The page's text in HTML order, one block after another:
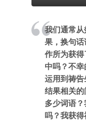
我们通常
果，换句
作所为获
中吗？不
运用到祷
结果相关
多少词语
吗？我获得